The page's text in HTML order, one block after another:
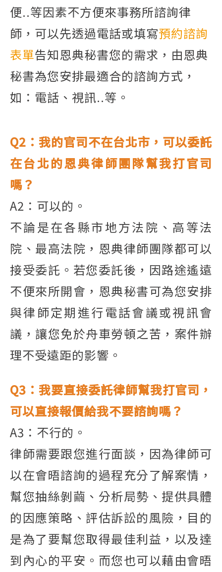
便..等因素不方便來事務所諮詢律
師，可以先透過電話或填寫預約諮詢
表單告知恩典秘書您的需求，由恩典
秘書為您安排最適合的諮詢方式，
如：電話、視訊..等。
Q2 ：我的官司不在台北市，可以委託
在台北的恩典律師團隊幫我打官司
嗎？
A2 ：可以的。
不論是在各縣市地方法院、高等法
院、最高法院，恩典律師團隊都可以
接受委託。若您委託後，因路途遙遠
不便來所開會， 恩典秘書可為您安排
與律師定期進行電話會議或視訊會
議，讓您免於舟車勞頓之苦，案件辦
理不受遠距的影響。
Q3 ：我要直接委託律師幫我打官司，
可以直接報價給我不要諮詢嗎？
A3 ：不行的。
律師需要跟您進行面談，因為律師可
以在會晤諮詢的過程充分了解案情，
幫您抽絲剝繭、 分析局勢、提供具體
的因應策略、評估訴訟的風險，目的
是為了要幫您取得最佳利益，以及達
到內心的平安。 而您也可以藉由會晤